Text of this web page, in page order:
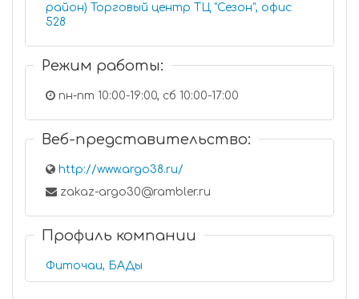
район) Торговый центр ТЦ "Сезон", офис
528
Режим работы:
пн-пт 10:00-19:00, сб 10:00-17:00
Веб-представительство:
http://www.argo38.ru/
zakaz-argo30@rambler.ru
Профиль компании
Фиточаи, БАДы